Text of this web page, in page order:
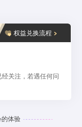
权益兑换流程
关注，若遇任何问
的体验